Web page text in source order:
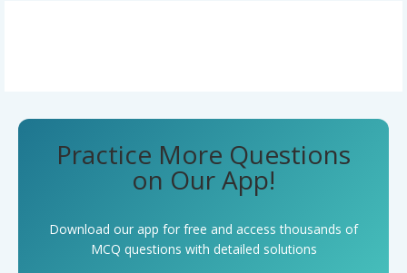
Practice More Questions
on Our App!
Download our app for free and access thousands of
MCQ questions with detailed solutions